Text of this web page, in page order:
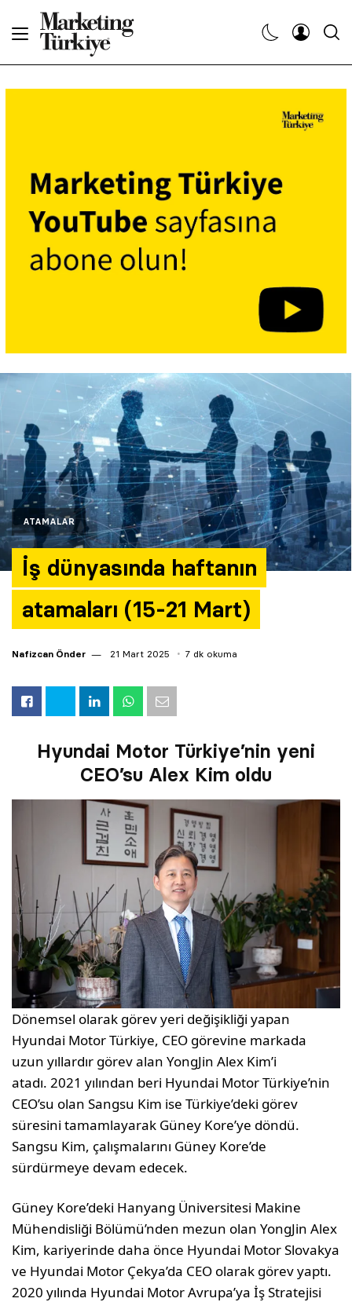
ATAMALAR
İş dünyasında haftanın
atamaları (15-21 Mart)
Nafizcan Önder 21 Mart 2025 7 dk okuma
Hyundai Motor Türkiye’nin yeni
CEO’su Alex Kim oldu
Dönemsel olarak görev yeri değişikliği yapan
Hyundai Motor Türkiye, CEO görevine markada
uzun yıllardır görev alan YongJin Alex Kim’i
atadı. 2021 yılından beri Hyundai Motor Türkiye’nin
CEO’su olan Sangsu Kim ise Türkiye’deki görev
süresini tamamlayarak Güney Kore’ye döndü.
Sangsu Kim, çalışmalarını Güney Kore’de
sürdürmeye devam edecek.
Güney Kore’deki Hanyang Üniversitesi Makine
Mühendisliği Bölümü’nden mezun olan YongJin Alex
Kim, kariyerinde daha önce Hyundai Motor Slovakya
ve Hyundai Motor Çekya’da CEO olarak görev yaptı.
2020 yılında Hyundai Motor Avrupa’ya İş Stratejisi
Dergiler
Etkinlikler
Araştırma